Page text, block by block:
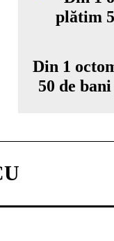
Din 1
50 de